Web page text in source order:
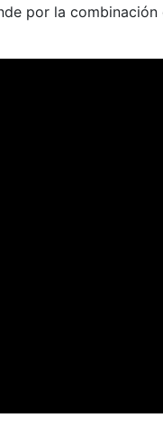
por la combinación